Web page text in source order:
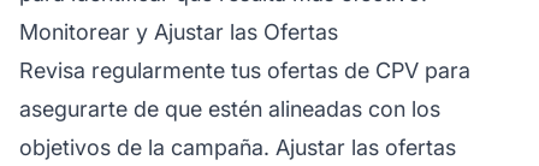
Monitorear y Ajustar las Ofertas
Revisa regularmente tus ofertas de CPV para
asegurarte de que estén alineadas con los
objetivos de la campaña. Ajustar las ofertas